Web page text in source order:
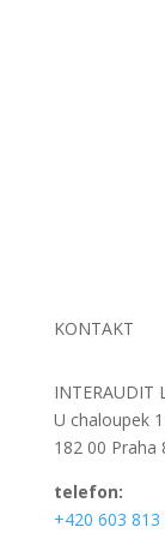
KONTAKT
INTERAUDIT
U chaloupek
182 00 Praha
telefon:
+420 603 813